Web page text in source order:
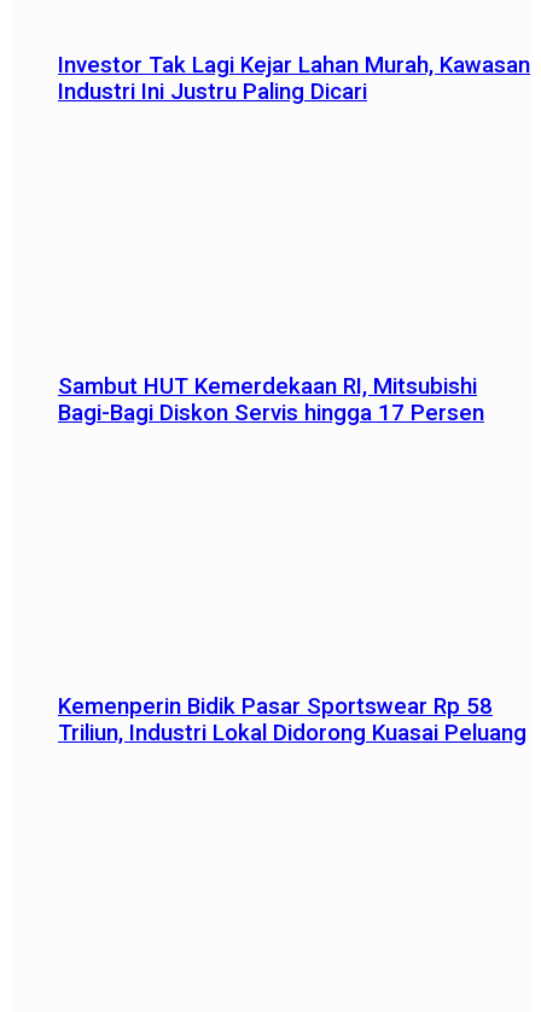
Investor Tak Lagi Kejar Lahan Murah, Kawasan
Industri Ini Justru Paling Dicari
Sambut HUT Kemerdekaan RI, Mitsubishi
Bagi-Bagi Diskon Servis hingga 17 Persen
Kemenperin Bidik Pasar Sportswear Rp 58
Triliun, Industri Lokal Didorong Kuasai Peluang